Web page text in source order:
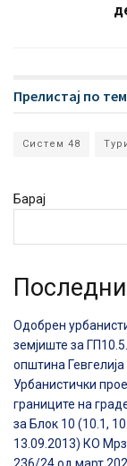
Прелистај по
Систем 48
Барај
Последни
Одобрен
земјиште за
општина Гевгелија
Урбанистички
границите на
за Блок 10 (10.1,
13.09.2013) КО